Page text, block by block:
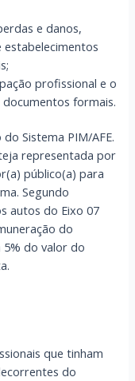
e danos,
estabelecimentos
profissional e o
formais.
Sistema PIM/AFE.
representada por
público(a) para
Segundo
autos do Eixo 07
do
do valor do
que tinham
do